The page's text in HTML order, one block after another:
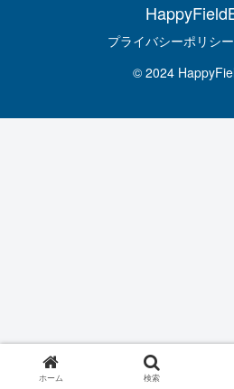
プライバシーポリシ
© 2024
ホーム 検索